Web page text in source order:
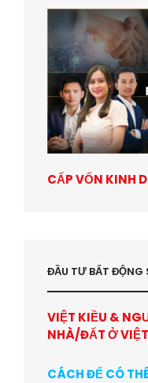
CẤP VỐN KINH
ĐẦU TƯ BẤT ĐỘNG
VIỆT KIỀU &
NHÀ/ĐẤT Ở
CÁCH ĐỂ CÓ